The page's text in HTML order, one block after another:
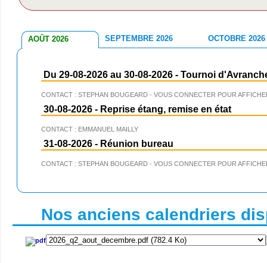
AOÛT 2026 SEPTEMBRE 2026 OCTOBRE 2026
Du 29-08-2026 au 30-08-2026 - Tournoi
CONTACT : STEPHAN BOUGEARD - VOUS CONNECTER POUR
30-08-2026 - Reprise étang, remise en état
CONTACT : EMMANUEL MAILLY
31-08-2026 - Réunion bureau
CONTACT : STEPHAN BOUGEARD - VOUS CONNECTER POUR
Nos anciens calendriers